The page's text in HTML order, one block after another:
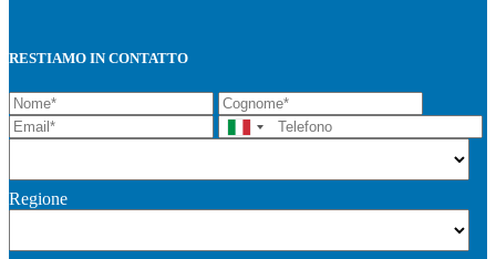
RESTIAMO IN CONTATTO
Regione